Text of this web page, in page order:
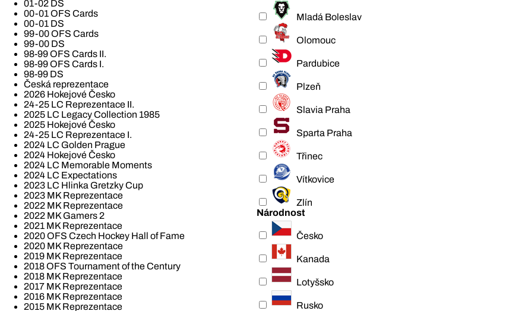
01-02 DS
00-01 OFS Cards
00-01 DS
99-00 OFS Cards
99-00 DS
98-99 OFS Cards II.
98-99 OFS Cards I.
98-99 DS
Česká reprezentace
2026 Hokejové Česko
24-25 LC Reprezentace II.
2025 LC Legacy Collection 1985
2025 Hokejové Česko
24-25 LC Reprezentace I.
2024 LC Golden Prague
2024 Hokejové Česko
2024 LC Memorable Moments
2024 LC Expectations
2023 LC Hlinka Gretzky Cup
2023 MK Reprezentace
2022 MK Reprezentace
2022 MK Gamers 2
2021 MK Reprezentace
2020 OFS Czech Hockey Hall of Fame
2020 MK Reprezentace
2019 MK Reprezentace
2018 OFS Tournament of the Century
2018 MK Reprezentace
2017 MK Reprezentace
2016 MK Reprezentace
2015 MK Reprezentace
Mladá Boleslav
Olomouc
Pardubice
Plzeň
Slavia Praha
Sparta Praha
Třinec
Vítkovice
Zlín
Národnost
Česko
Kanada
Lotyšsko
Rusko